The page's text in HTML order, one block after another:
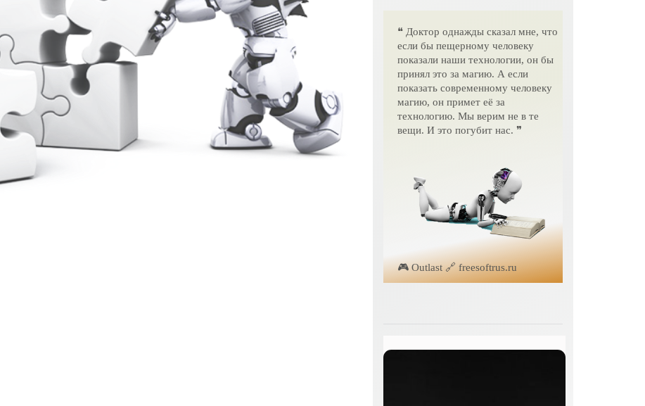
❝ Доктор однажды сказал мне, что
если бы пещерному человеку
показали наши технологии, он бы
принял это за магию. А если
показать современному человеку
магию, он примет её за
технологию. Мы верим не в те
вещи. И это погубит нас. ❞
🎮 Outlast 🔗 freesoftrus.ru